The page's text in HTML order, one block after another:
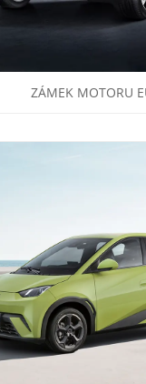
ZÁMEK MOTORU